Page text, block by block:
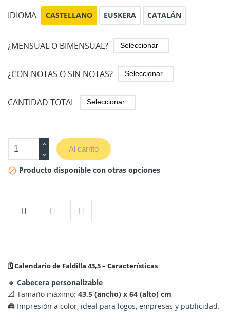
IDIOMA CASTELLANO EUSKERA CATALÁN
¿MENSUAL O BIMENSUAL?
¿CON NOTAS O SIN NOTAS?
CANTIDAD TOTAL
Al carrito
 Producto disponible con otras opciones
🗓️ Calendario de Faldilla 43,5 – Características
🔹 Cabecera personalizable
📐 Tamaño máximo: 43,5 (ancho) x 64 (alto) cm
🖨️ Impresión a color, ideal para logos, empresas y publicidad.